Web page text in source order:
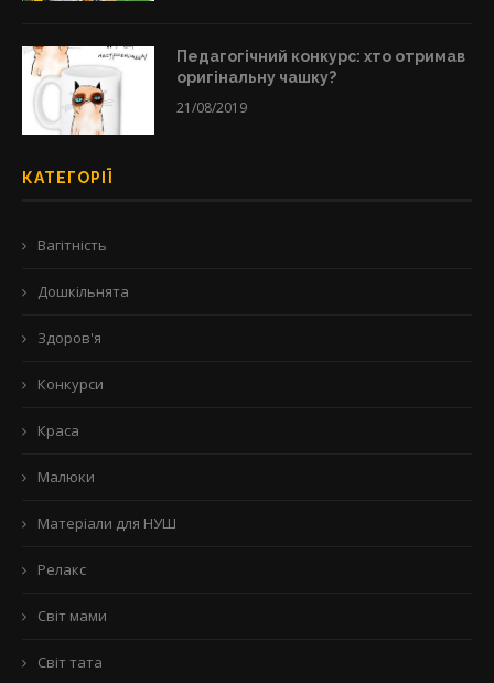
Педагогічний конкурс: хто отримав
оригінальну чашку?
21/08/2019
КАТЕГОРІЇ
Вагітність
Дошкільнята
Здоров'я
Конкурси
Краса
Малюки
Матеріали для НУШ
Релакс
Світ мами
Світ тата